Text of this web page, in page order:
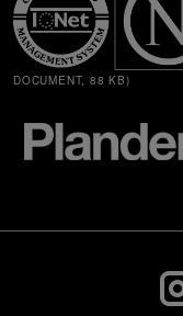
DOCUMENT, 88 KB)